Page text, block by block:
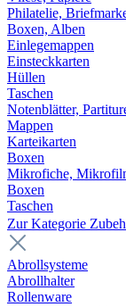
Philatelie,
Boxen, Alben
Einlegemappen
Einsteckkarten
Hüllen
Taschen
Notenblätter,
Mappen
Karteikarten
Boxen
Mikrofiche,
Boxen
Taschen
Zur Kategorie
Abrollsysteme
Abrollhalter
Rollenware